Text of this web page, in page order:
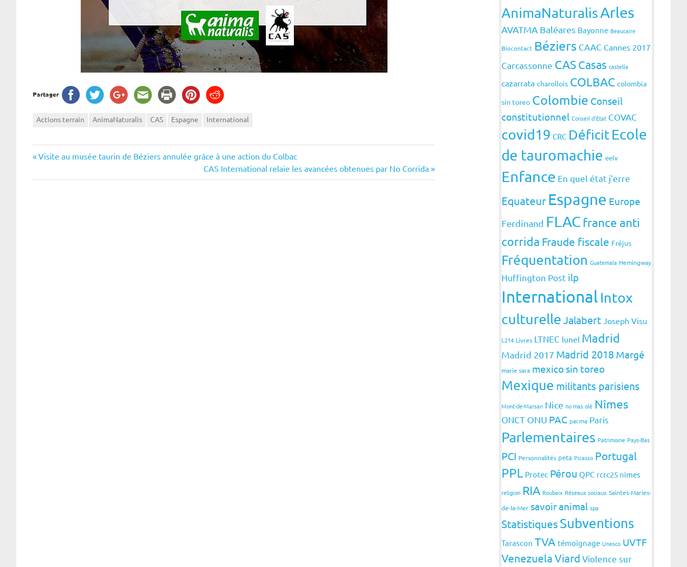
Partager
Actions terrain AnimaNaturalis CAS Espagne International
Navigation
de
Previous
Visite au musée taurin de Béziers annulée grâce à une action du Colbac
Next
Post:
CAS International relaie les avancées obtenues par No Corrida
AnimaNaturalisArles
AVATMA Baléares Bayonne Beaucaire
Biocontact Béziers CAAC Cannes 2017
Carcassonne CASCasas castella
cazarrata charollois COLBAC colombia
sin toreo Colombie Conseil
constitutionnel Conseil d'Etat COVAC
covid19 CRC DéficitEcole
de tauromachie eelv
Enfance En quel état j'erre
Equateur Espagne Europe
Ferdinand FLAC france anti
corrida Fraude fiscale Fréjus
Fréquentation Guatemala Hemingway
Huffington Post ilp
International Intox
culturelle Jalabert Joseph Visu
L214 Livres LTNEC lunel Madrid
Madrid 2017 Madrid 2018 Margé
marie sara mexico sin toreo
Mexique militants parisiens
Mont-de-Marsan Nice no mas olé Nîmes
ONCT ONU PAC pacma Paris
Parlementaires Patrimoine Pays-Bas
PCI Personnalités peta Picasso Portugal
PPL Protec Pérou QPC rcrc25 nimes
religion RIA Roubaix Réseaux sociaux Saintes-Maries-
de-la-Mer savoir animal spa
StatistiquesSubventions
Tarascon TVA témoignage Unesco UVTF
VenezuelaViard Violence sur